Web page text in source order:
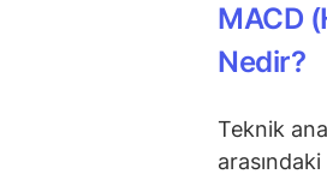
MACD
Nedir?
Teknik